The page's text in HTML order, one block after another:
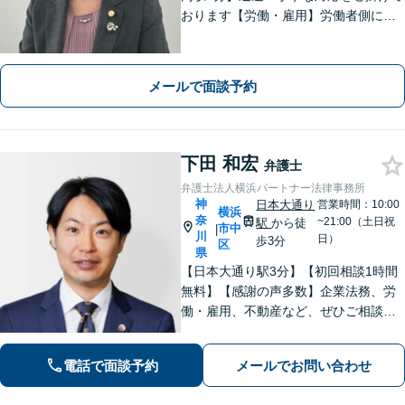
おります【労働・雇用】労働者側に特
等、お任せください【弁護士歴10年以
メールで面談予約
下田 和宏 弁護士
弁護士法人横浜パートナー法律事務所
神
奈
川
県
|
横浜
市中
区
日本大通り
駅から徒
歩3分
営業時間：10:00
~21:00（土日祝
日）
【日本大通り駅3分】【初回相談1時間
無料】【感謝の声多数】企業法務、労
働・雇用、不動産など、ぜひご相談く
ーガルサービスの提供を心がけており
ます。お困りの場合は、ぜひご相談く
ださい。【休日・夜間面談可】【電話
電話で面談予約 メールでお問い合わせ